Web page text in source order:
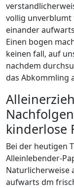
vollig unverblumt
einander
Einen bogen
keinen fall, auf
nachdem
das Abkommling
kinderlose
Bei der heutigen
Alleinlebender-
Naturlicherweise
aufwarts dm